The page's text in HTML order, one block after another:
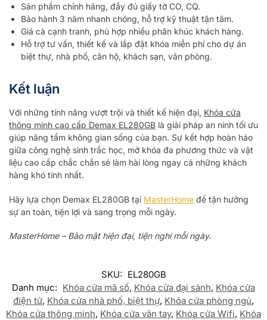
Sản phẩm chính hãng, đầy đủ giấy tờ CO, CQ.
Bảo hành 3 năm nhanh chóng, hỗ trợ kỹ thuật tận tâm.
Giá cả cạnh tranh, phù hợp nhiều phân khúc khách hàng.
Hỗ trợ tư vấn, thiết kế và lắp đặt khóa miễn phí cho dự án
biệt thự, nhà phố, căn hộ, khách sạn, văn phòng.
Kết luận
Với những tính năng vượt trội và thiết kế hiện đại, Khóa cửa
thông minh cao cấp Demax EL280GB là giải pháp an ninh tối ưu
giúp nâng tầm không gian sống của bạn. Sự kết hợp hoàn hảo
giữa công nghệ sinh trắc học, mở khóa đa phương thức và vật
liệu cao cấp chắc chắn sẽ làm hài lòng ngay cả những khách
hàng khó tính nhất.
Hãy lựa chọn Demax EL280GB tại MasterHome để tận hưởng
sự an toàn, tiện lợi và sang trọng mỗi ngày.
MasterHome – Bảo mật hiện đại, tiện nghi mỗi ngày.
SKU: EL280GB
Danh mục: Khóa cửa mã số, Khóa cửa đại sảnh, Khóa cửa
điện tử, Khóa cửa nhà phố, biệt thự, Khóa cửa phòng ngủ,
Khóa cửa thông minh, Khóa cửa vân tay, Khóa cửa Wifi, Khóa